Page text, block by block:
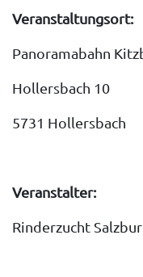
Veranstaltungsort:
Panoramabahn
Hollersbach 10
5731 Hollersbach
Veranstalter:
Rinderzucht